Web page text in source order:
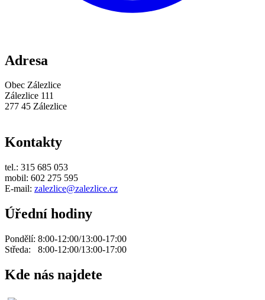
Adresa
Obec Zálezlice
Zálezlice 111
277 45 Zálezlice
Kontakty
tel.: 315 685 053
mobil: 602 275 595
E-mail: zalezlice@zalezlice.cz
Úřední hodiny
Pondělí: 8:00-12:00/13:00-17:00
Středa: 8:00-12:00/13:00-17:00
Kde nás najdete